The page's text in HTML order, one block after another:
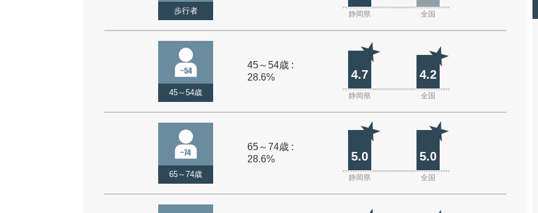
歩行者 静岡県 全国
45～54歳
45～54歳 :
28.6%
4.7 4.2
静岡県 全国
65～74歳
65～74歳 :
28.6%
5.0 5.0
静岡県 全国